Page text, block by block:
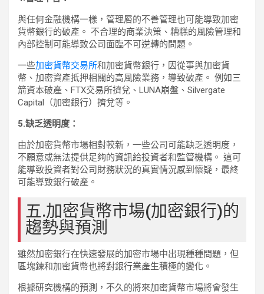
與任何金融機構一樣，管理層的不善管理也可能導致加密
貨幣銀行的破產。 不合理的商業決策、糟糕的風險管理和
內部控制可能導致公司面臨不可逆轉的問題。
一些加密貨幣交易所和加密貨幣銀行，因從事與加密貨
幣、加密資產抵押相關的高風險業務，導致破產。 例如三
箭資本破產、FTX交易所擠兌、LUNA崩盤、Silvergate
Capital（加密銀行）擠兌等。
5.缺乏透明度：
由於加密貨幣市場相對較新，一些公司可能缺乏透明度，
不願意或無法提供足夠的資訊給投資者和監管機構。 這可
能導致投資者對公司財務狀況的真實情況感到懷疑，最終
可能導致銀行破產。
五.加密貨幣市場(加密銀行)的
趨勢與預測
雖然加密銀行在快速發展的加密市場中出現種種問題，但
區塊鍊和加密貨幣也將對銀行業產生積極的變化。
根據研究機構的預測，不久的將來加密貨幣市場將會發生